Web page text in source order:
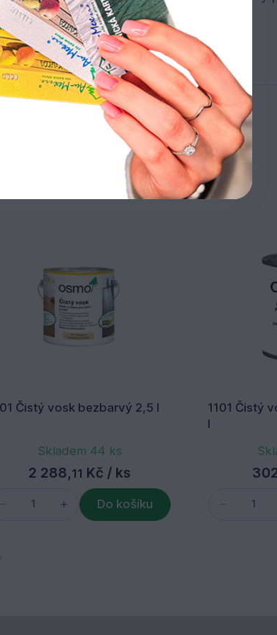
Čistý vosk bezbarvý 2,5 l
Skladem 44 ks
2 288,11 Kč / ks
Do košíku
1101 Čistý
l